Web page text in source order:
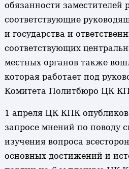
обязанности заместителей
соответствующие
и государства и
соответствующих
местных органов также
которая работает под
Комитета Политбюро ЦК
1 апреля ЦК КПК
запросе мнений по поводу
изучения вопроса
основных достижений и